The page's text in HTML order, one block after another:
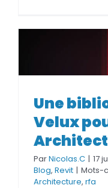
Une
Une
Velux
ParNicolas.C | 17
Blog, Revit | Mots-
Architecture, rfa